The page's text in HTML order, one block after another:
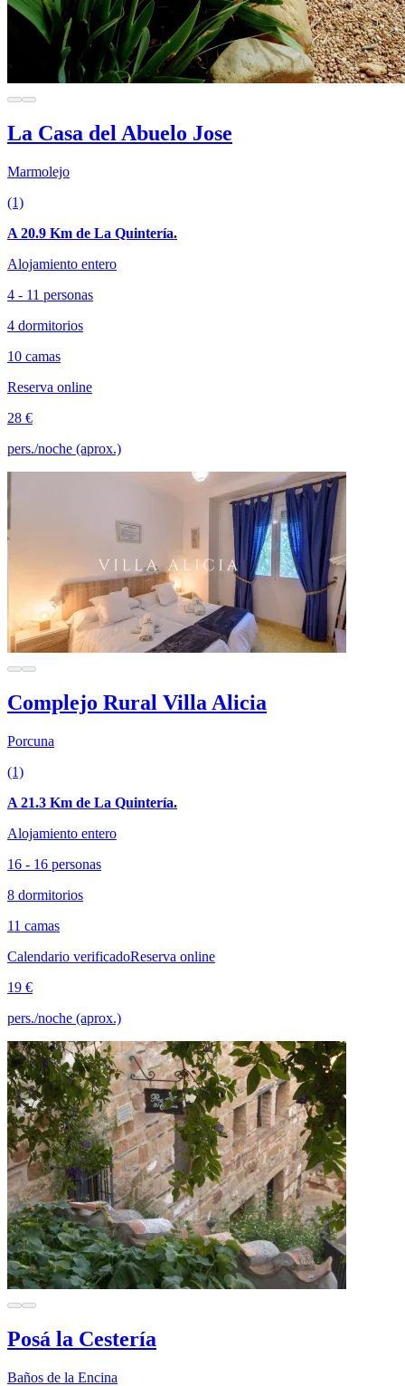
La Casa del Abuelo Jose
Marmolejo
(1)
A 20.9 Km de La Quintería.
Alojamiento entero
4 - 11 personas
4 dormitorios
10 camas
Reserva online
28 €
pers./noche (aprox.)
Complejo Rural Villa Alicia
Porcuna
(1)
A 21.3 Km de La Quintería.
Alojamiento entero
16 - 16 personas
8 dormitorios
11 camas
Calendario verificadoReserva online
19 €
pers./noche (aprox.)
Posá la Cestería
Baños de la Encina